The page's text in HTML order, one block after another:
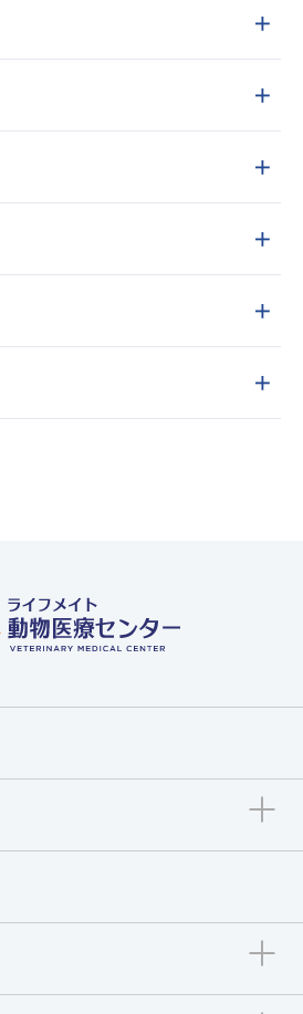
＋
＋
＋
＋
＋
＋